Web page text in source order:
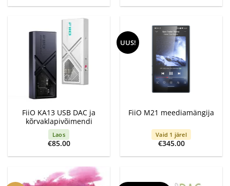
€215.00
FiiO KA13 USB DAC ja
kõrvaklapivõimendi
Laos
€85.00
UUS!
FiiO M21 meediamängija
Vaid 1 järel
€345.00